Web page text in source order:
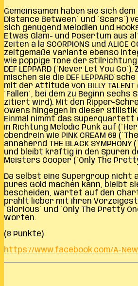
Gemeinsamen haben sie sich dem
Distance Between´ und ´Scars´)
sich genügend Melodien und
Etwas Glam- und Posertum aus
Zeiten á la SCORPIONS und ALICE
zeitgemäße Variante ebenso
wie poppige Töne der Stilrichtung
DEF LEPPARD (´Never Let You
mischen sie die DEF
mit der Attitüde von BILLY TALENT
´Fallen´, bei dem zu Beginn sechs
zitiert wird). Mit den Ripper-
Owens hingegen in dieser
Einmal nimmt das Superquartett
in Richtung Melodic Punk auf
obendrein wie PINK CREAM 69
annähernd THE BLACK SYMPHONY
und bleibt kräftig in den Spuren
Meisters Cooper (´Only The
Da selbst eine Supergroup nicht
pures Gold machen kann, bleibt
bescheiden, wartet auf den
prahlt lieber mit ihren
´Glorious´ und ´Only The Pretty
Worten.
(8 Punkte)
https://www.facebook.com/A-